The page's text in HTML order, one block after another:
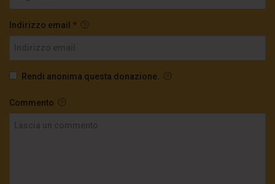
Indirizzo email *
Rendi anonima questa donazione.
Commento